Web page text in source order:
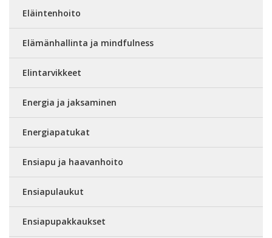
Eläintenhoito
Elämänhallinta ja mindfulness
Elintarvikkeet
Energia ja jaksaminen
Energiapatukat
Ensiapu ja haavanhoito
Ensiapulaukut
Ensiapupakkaukset